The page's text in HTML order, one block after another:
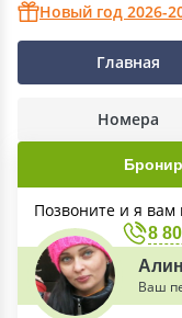
Новый год 2026-
Главная
Номера
Позвоните и я вам
8
Ваш